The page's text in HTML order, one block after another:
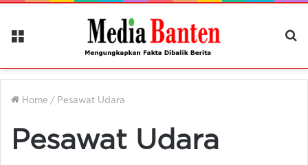
Menu
Home / Pesawat Udara
Pesawat Udara